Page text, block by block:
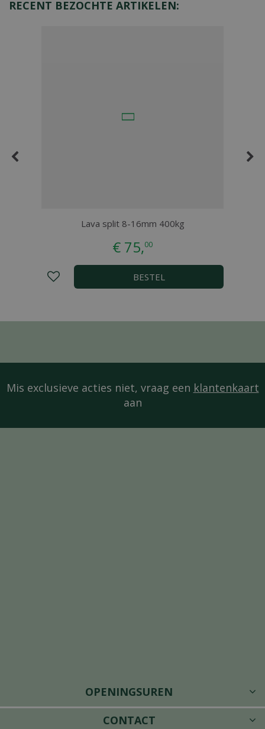
RECENT BEZOCHTE ARTIKELEN:
Lava split 8-16mm 400kg
Mis exclusieve acties niet, vraag een klantenkaart
aan
OPENINGSUREN
CONTACT